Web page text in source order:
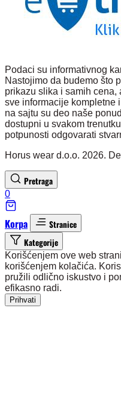
Podaci su informativnog
Nastojimo da budemo što
prikazu slika i samih cena,
sve informacije kompletne
na sajtu su deo naše
dostupni u svakom
potpunosti odgovarati
Horus wear d.o.o. 2026.
Pretraga
0
Korpa
Stranice
Kategorije
Korišćenjem ove web
korišćenjem kolačića.
pružili odlično iskustvo i
efikasno radi.
Prihvati